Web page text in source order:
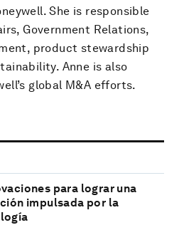
She is responsible
Government Relations,
product stewardship
Anne is also
global M&A efforts.
para lograr una
impulsada por la